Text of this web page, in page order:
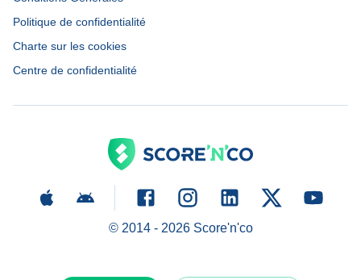
Politique de confidentialité
Charte sur les cookies
Centre de confidentialité
© 2014 - 2026Score'n'co